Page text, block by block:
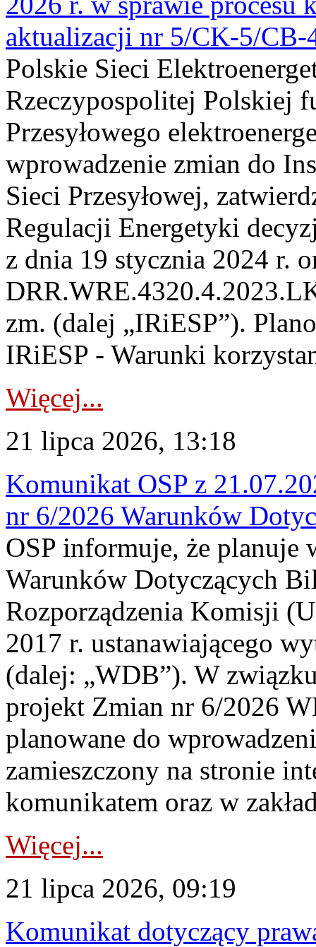
aktualizacji nr 5/CK-5/CB-
Polskie Sieci
Rzeczypospolitej Polskiej
Przesyłowego
wprowadzenie zmian do
Sieci Przesyłowej,
Regulacji Energetyki
z dnia 19 stycznia 2024 r.
zm. (dalej „IRiESP”).
IRiESP - Warunki
Więcej...
21 lipca 2026, 13:18
Komunikat OSP z
nr 6/2026 Warunków
OSP informuje, że planuje
Warunków Dotyczących
Rozporządzenia Komisji
2017 r. ustanawiającego
(dalej: „WDB”). W
projekt Zmian nr 6/2026
planowane do
zamieszczony na stronie
komunikatem oraz w
Więcej...
21 lipca 2026, 09:19
Komunikat dotyczący